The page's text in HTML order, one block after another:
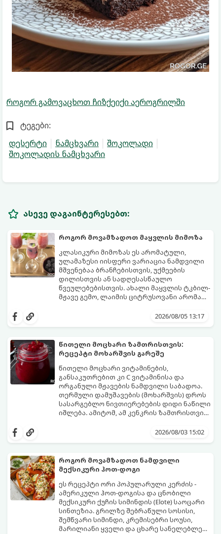
როგორ გამოვაცხოთ ჩიზქეიქი აეროგრილში
ტეგები:
დესერტი
ნამცხვარი
შოკოლადი
შოკოლადის ნამცხვარი
ასევე დაგაინტერესებთ:
როგორ მოვამზადოთ მაყვლის მიმოზა
კლასიკური მიმოზას ეს არომატული,
ულამაზესი იისფერი ვარიაცია ნამდვილი
მშვენებაა ბრანჩებისთვის, უქმეების
დილისთვის ან სადღესასწაულო
წვეულებებისთვის. ახალი მაყვლის ტკბილ-
მჟავე გემო, ლაიმის ციტრუსოვანი არომატი
საოცრად დახვეწილ და მაგრილებელ
და მის მომზადებას მინიმალური
პორცია
2026/08/05 13:17
წითელი მოცხარი ზამთრისთვის:
რეცეპტი მოხარშვის გარეშე
წითელი მოცხარი ვიტამინების,
განსაკუთრებით კი C ვიტამინისა და
ორგანული მჟავების ნამდვილი საბადოა.
თერმული დამუშავების (მოხარშვის) დროს
სასარგებლო ნივთიერებების დიდი ნაწილი
იშლება. ამიტომ, ამ კენკრის ზამთრისთვის
მომზადებაა - მოხარშვის გარეშე.
ბუნებრივ, კაშკაშა გემოს, არომატს და
2026/08/03 15:02
როგორ მოვამზადოთ ნამდვილი
მექსიკური ჰოთ-დოგი
ეს რეცეპტი ორი პოპულარული კერძის -
ამერიკული ჰოთ-დოგისა და ცნობილი
მექსიკური ქუჩის სიმინდის (Elote) საოცარი
სინთეზია. გრილზე შებრაწული სოსისი,
შემწვარი სიმინდი, კრემისებრი სოუსი,
მარილიანი ყველი და ცხარე სანელებლები